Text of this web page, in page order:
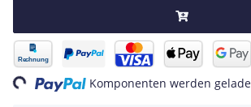
Komponenten werden